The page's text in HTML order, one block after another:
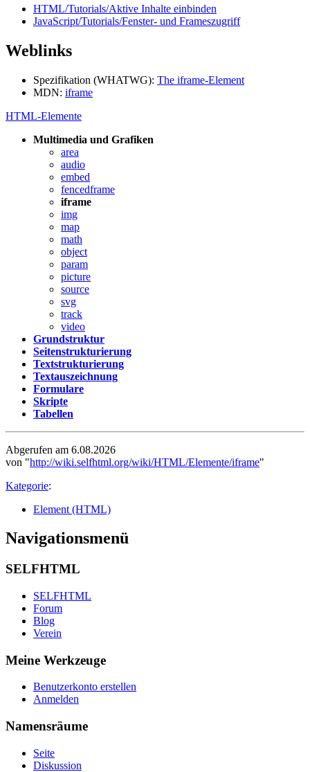
HTML/Tutorials/Aktive Inhalte einbinden
JavaScript/Tutorials/Fenster- und Frameszugriff
Weblinks
Spezifikation (WHATWG): The iframe-Element
MDN: iframe
HTML-Elemente
Multimedia und Grafiken
area
audio
embed
fencedframe
iframe
img
map
math
object
param
picture
source
svg
track
video
Grundstruktur
Seitenstrukturierung
Textstrukturierung
Textauszeichnung
Formulare
Skripte
Tabellen
Abgerufen am 6.08.2026
von "http://wiki.selfhtml.org/wiki/HTML/Elemente/iframe"
Kategorie:
Element (HTML)
Navigationsmenü
SELFHTML
SELFHTML
Forum
Blog
Verein
Meine Werkzeuge
Benutzerkonto erstellen
Anmelden
Namensräume
Seite
Diskussion